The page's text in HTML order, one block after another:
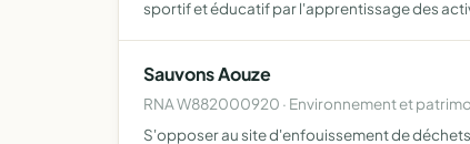
sportif et éducatif par l'apprentissage des
Sauvons Aouze
RNA W882000920 · Environnement et
S'opposer au site d'enfouissement de